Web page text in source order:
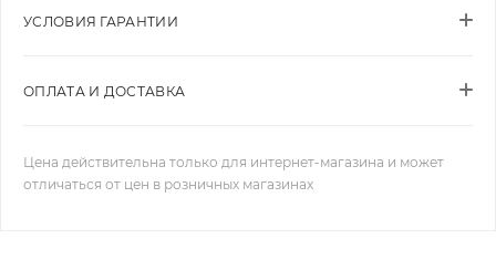
УСЛОВИЯ ГАРАНТИИ
ОПЛАТА И ДОСТАВКА
Цена действительна только для интернет-магазина и может
отличаться от цен в розничных магазинах